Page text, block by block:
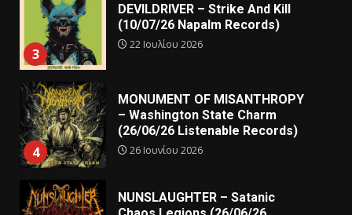
3
DEVILDRIVER – Strike And Kill
(10/07/26 Napalm Records)
22 Ιουλίου 2026
4
MONUMENT OF MISANTHROPY
– Washington State Charm
(26/06/26 Listenable Records)
26 Ιουνίου 2026
NUNSLAUGHTER – Satanic